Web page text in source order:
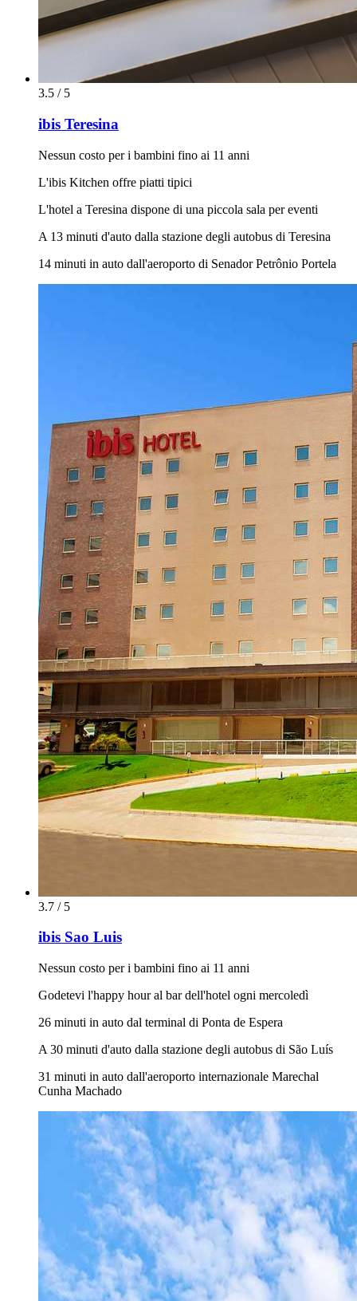
3.5 / 5
ibis Teresina
Nessun costo per i bambini fino ai 11 anni
L'ibis Kitchen offre piatti tipici
L'hotel a Teresina dispone di una piccola sala per eventi
A 13 minuti d'auto dalla stazione degli autobus di Teresina
14 minuti in auto dall'aeroporto di Senador Petrônio Portela
3.7 / 5
ibis Sao Luis
Nessun costo per i bambini fino ai 11 anni
Godetevi l'happy hour al bar dell'hotel ogni mercoledì
26 minuti in auto dal terminal di Ponta de Espera
A 30 minuti d'auto dalla stazione degli autobus di São Luís
31 minuti in auto dall'aeroporto internazionale Marechal
Cunha Machado